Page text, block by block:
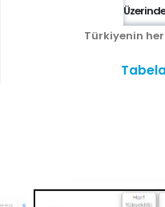
Türkiyenin